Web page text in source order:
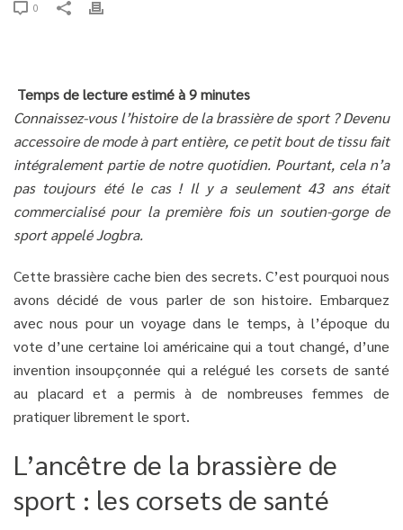
0
Temps de lecture estimé à 9 minutes
Connaissez-vous l’histoire de la brassière de sport ? Devenu
accessoire de mode à part entière, ce petit bout de tissu fait
intégralement partie de notre quotidien. Pourtant, cela n’a
pas toujours été le cas ! Il y a seulement 43 ans était
commercialisé pour la première fois un soutien-gorge de
sport appelé Jogbra.
Cette brassière cache bien des secrets. C’est pourquoi nous
avons décidé de vous parler de son histoire. Embarquez
avec nous pour un voyage dans le temps, à l’époque du
vote d’une certaine loi américaine qui a tout changé, d’une
invention insoupçonnée qui a relégué les corsets de santé
au placard et a permis à de nombreuses femmes de
pratiquer librement le sport.
L’ancêtre de la brassière de
sport : les corsets de santé